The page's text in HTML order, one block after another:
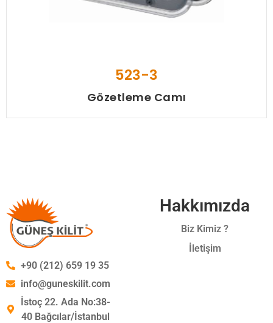
523-3
Gözetleme Camı
+90 (212) 659 19 35
info@guneskilit.com
İstoç 22. Ada No:38-
40 Bağcılar/İstanbul
Hakkımızda
Biz Kimiz ?
İletişim